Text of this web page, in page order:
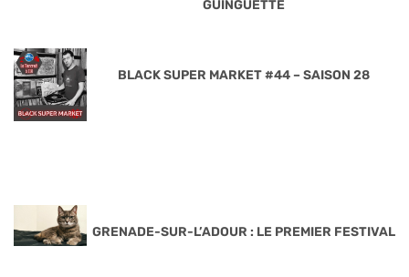
GUINGUETTE
BLACK SUPER MARKET #44 – SAISON 28
GRENADE-SUR-L’ADOUR : LE PREMIER FESTIVAL